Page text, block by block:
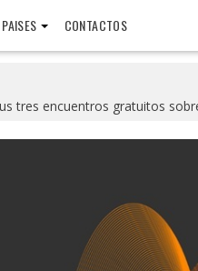
PAISES CONTACTOS
tres encuentros gratuitos